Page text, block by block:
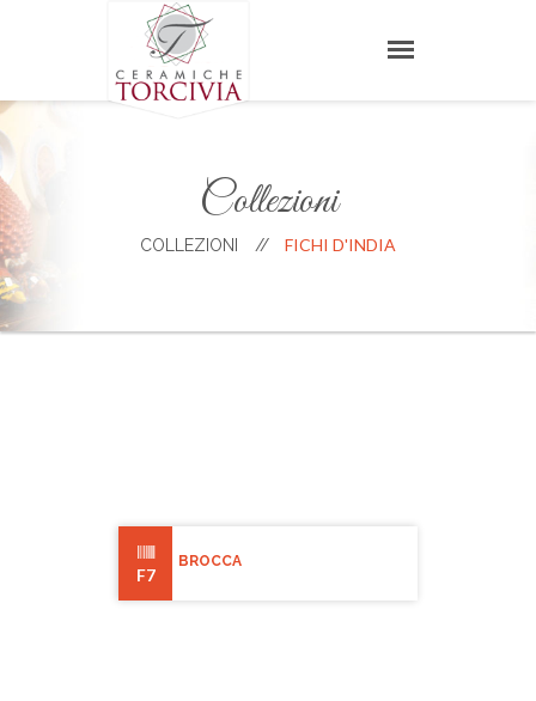
Collezioni
COLLEZIONI // FICHI D'INDIA
F7
BROCCA